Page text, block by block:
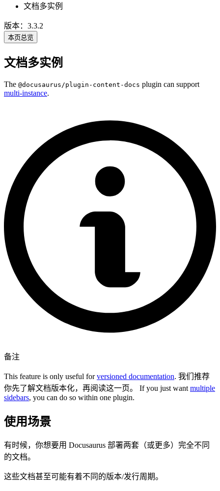
文档多实例
版本：3.3.2
本页总览
文档多实例
The @docusaurus/plugin-content-docs plugin can support
multi-instance.
备注
This feature is only useful forversioned documentation. 我们推荐
你先了解文档版本化，再阅读这一页。 If you just want multiple
sidebars, you can do so within one plugin.
使用场景
有时候，你想要用 Docusaurus 部署两套（或更多）完全不同
的文档。
这些文档甚至可能有着不同的版本/发行周期。